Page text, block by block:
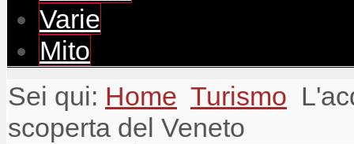
Varie
Mito
Sei qui: Home Turismo
scoperta del Veneto